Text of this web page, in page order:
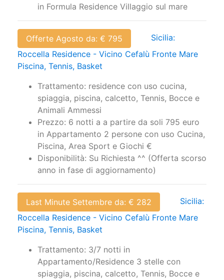
in Formula Residence Villaggio sul mare
Offerte Agosto da: € 795
Sicilia:
Roccella Residence - Vicino Cefalù Fronte Mare
Piscina, Tennis, Basket
Trattamento: residence con uso cucina,
spiaggia, piscina, calcetto, Tennis, Bocce e
Animali Ammessi
Prezzo: 6 notti a a partire da soli 795 euro
in Appartamento 2 persone con uso Cucina,
Piscina, Area Sport e Giochi €
Disponibilità: Su Richiesta ^^ (Offerta scorso
anno in fase di aggiornamento)
Last Minute Settembre da: € 282
Sicilia:
Roccella Residence - Vicino Cefalù Fronte Mare
Piscina, Tennis, Basket
Trattamento: 3/7 notti in
Appartamento/Residence 3 stelle con
spiaggia, piscina, calcetto, Tennis, Bocce e